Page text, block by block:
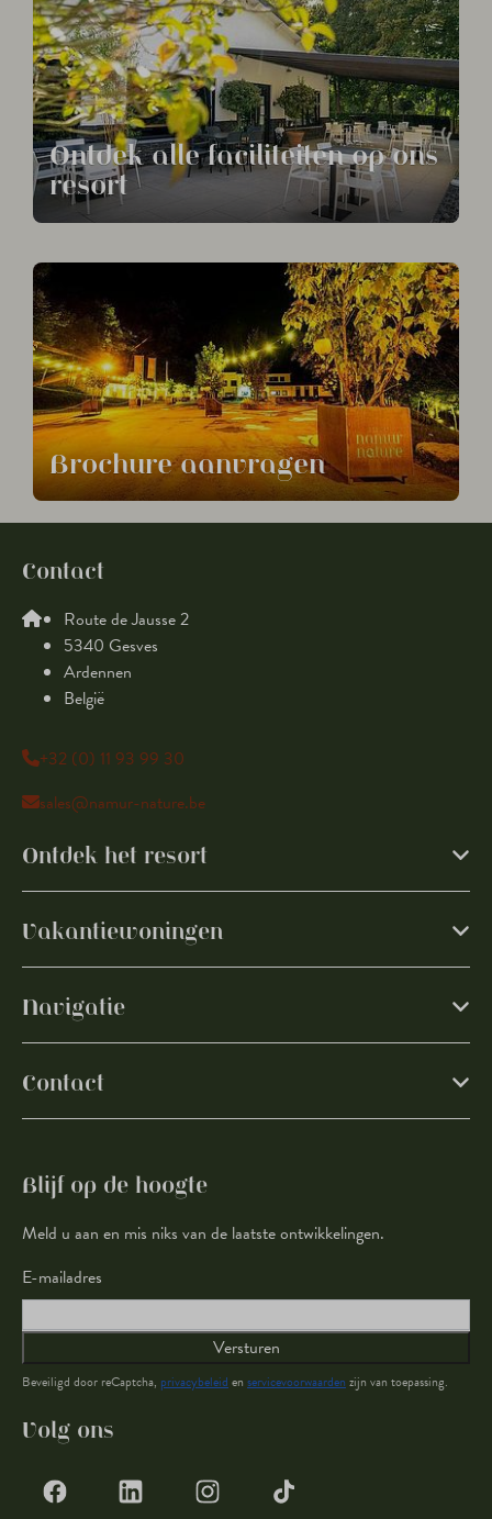
Ontdek alle faciliteiten op ons
resort
Brochure aanvragen
Contact
Route de Jausse 2
5340 Gesves
Ardennen
België
+32 (0) 11 93 99 30
sales@namur-nature.be
Ontdek het resort
Vakantiewoningen
Navigatie
Contact
Blijf op de hoogte
Meld u aan en mis niks van de laatste ontwikkelingen.
E-mailadres
Versturen
Beveiligd door reCaptcha, privacybeleid en servicevoorwaarden zijn van toepassing.
Volg ons